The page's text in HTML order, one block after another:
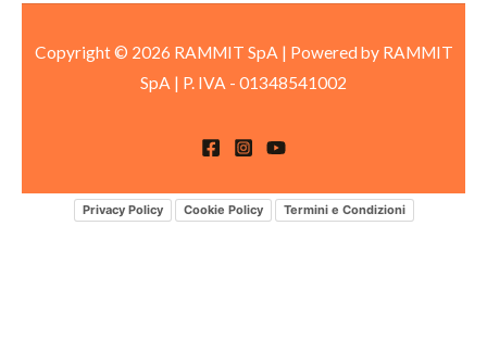
Copyright © 2026 RAMMIT SpA | Powered by RAMMIT
SpA | P. IVA - 01348541002
Privacy Policy Cookie Policy Termini e Condizioni